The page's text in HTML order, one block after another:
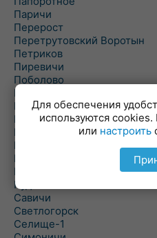
Паричи
Перерост
Перетрутовский Воротын
Петриков
Пиревичи
Поболово
Поколюбичи
Полесье
Птичь
Речица
Ровенская Слобода
Рогачев
Рогинь
Рудня
Савичи
Светлогорск
Селище-1
Для обеспечения
используются
или настроить